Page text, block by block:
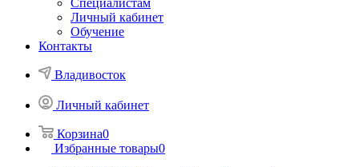
Специалистам
Личный кабинет
Обучение
Контакты
Владивосток
Личный кабинет
Корзина0
Избранные товары0